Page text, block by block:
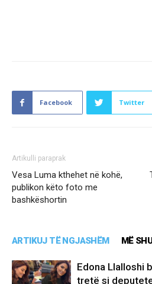
Facebook Twitter
Artikulli paraprak
Vesa Luma kthehet në kohë,
publikon këto foto me
bashkëshortin
ARTIKUJ TË NGJASHËM MË
Edona Llalloshi
tretë si